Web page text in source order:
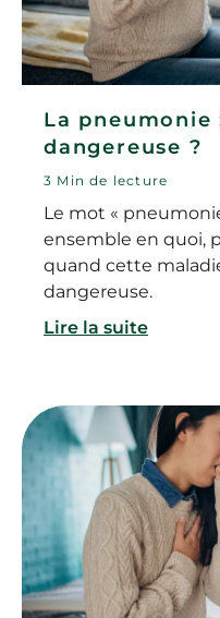
La pneumonie
dangereuse ?
3 Min de lecture
Le mot «
ensemble en quoi,
quand cette
dangereuse.
Lire la suite